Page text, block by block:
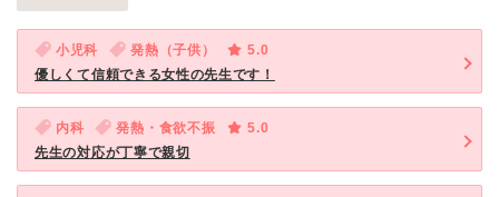
小児科 発熱（子供）
5.0
優しくて信頼できる女性の先生です！
内科 発熱・食欲不振
5.0
先生の対応が丁寧で親切